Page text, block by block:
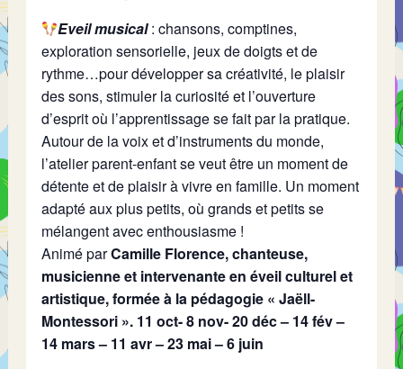
Eveil musical: chansons, comptines,
exploration sensorielle, jeux de doigts et de
rythme…pour développer sa créativité, le plaisir
des sons, stimuler la curiosité et l’ouverture
d’esprit où l’apprentissage se fait par la pratique.
Autour de la voix et d’instruments du monde,
l’atelier parent-enfant se veut être un moment de
détente et de plaisir à vivre en famille. Un moment
adapté aux plus petits, où grands et petits se
mélangent avec enthousiasme !
Animé parCamille Florence, chanteuse,
musicienne et intervenante en éveil culturel et
artistique, formée à la pédagogie « Jaëll-
Montessori ». 11 oct- 8 nov- 20 déc – 14 fév –
14 mars – 11 avr – 23 mai – 6 juin